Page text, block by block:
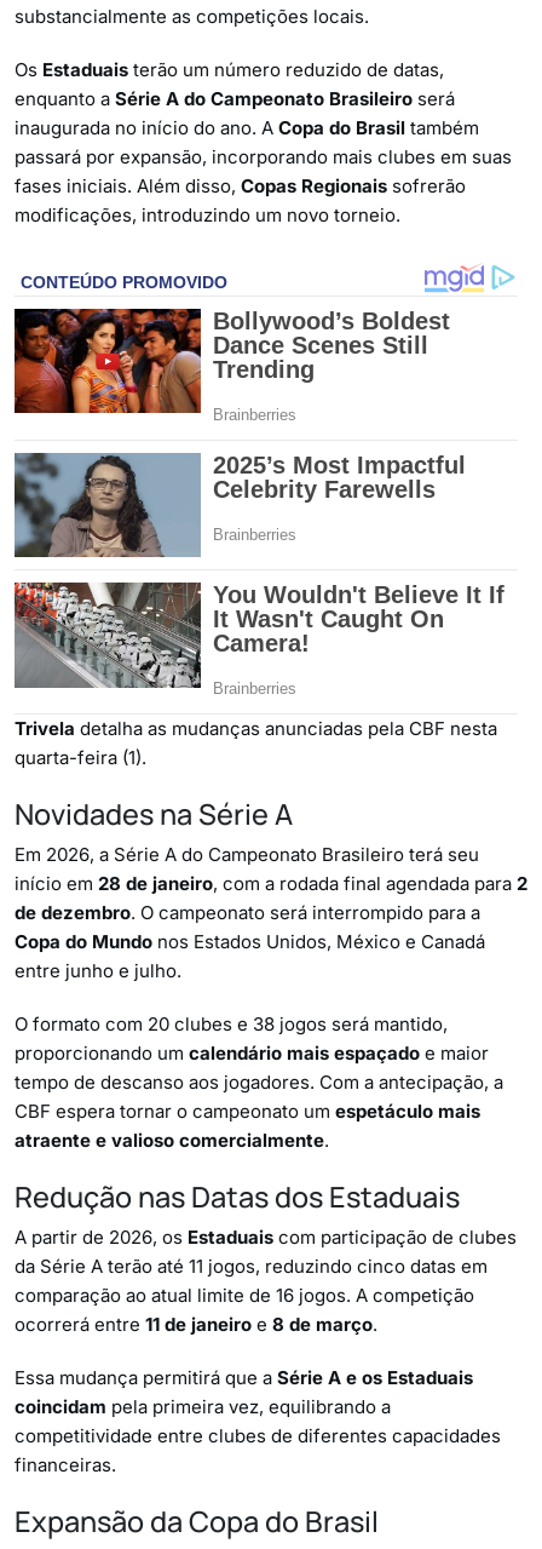
substancialmente as competições locais.
Os Estaduais terão um número reduzido de datas,
enquanto a Série A do Campeonato Brasileiro será
inaugurada no início do ano. A Copa do Brasil também
passará por expansão, incorporando mais clubes em suas
fases iniciais. Além disso, Copas Regionais sofrerão
modificações, introduzindo um novo torneio.
Trivela detalha as mudanças anunciadas pela CBF nesta
quarta-feira (1).
Novidades na Série A
Em 2026, a Série A do Campeonato Brasileiro terá seu
início em 28 de janeiro, com a rodada final agendada para 2
de dezembro. O campeonato será interrompido para a
Copa do Mundo nos Estados Unidos, México e Canadá
entre junho e julho.
O formato com 20 clubes e 38 jogos será mantido,
proporcionando um calendário mais espaçado e maior
tempo de descanso aos jogadores. Com a antecipação, a
CBF espera tornar o campeonato um espetáculo mais
atraente e valioso comercialmente.
Redução nas Datas dos Estaduais
A partir de 2026, os Estaduais com participação de clubes
da Série A terão até 11 jogos, reduzindo cinco datas em
comparação ao atual limite de 16 jogos. A competição
ocorrerá entre 11 de janeiro e 8 de março.
Essa mudança permitirá que a Série A e os Estaduais
coincidam pela primeira vez, equilibrando a
competitividade entre clubes de diferentes capacidades
financeiras.
Expansão da Copa do Brasil